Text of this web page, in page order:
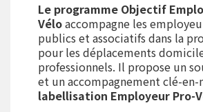
Le programme Objectif
Véloaccompagne les
publics et associatifs dans la
pour les déplacements
professionnels. Il propose un
et un accompagnement clé-en-
labellisation Employeur Pro-